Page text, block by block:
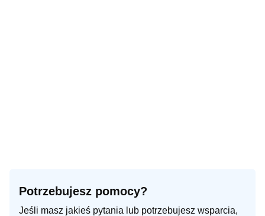
Potrzebujesz pomocy?
Jeśli masz jakieś pytania lub potrzebujesz wsparcia,